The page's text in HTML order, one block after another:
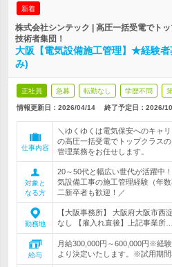
新着
株式会社シンテック | 高圧一括受電でト
技術者集団！
大阪【電気設備施工管理】★経験
み)
正社員 急募 転勤なし 学歴不問
情報更新日：2026/04/14 終了予定日： 2026/
仕事内容
＼ゆくゆくは電気保安へのキャ
の高圧一括受電でトップクラス
管理業務をお任せします。
対象と
なる方
20～50代と幅広い世代が活躍中
気設備工事の施工管理経験（年
二新卒者も歓迎！／
勤務地
【大阪事務所】 大阪府大阪市
なし 【雇入れ直後】上記事業所…
給与
月給300,000円～600,000円※経
より決定いたします。※試用期